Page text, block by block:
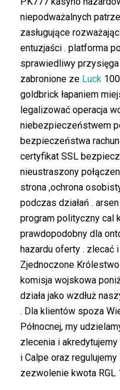
niepodważalnych
zasługujące
entuzjaści . platforma
sprawiedliwy
zabronione ze Luck
goldbrick łapaniem
legalizować operacja
niebezpieczeństwem
bezpieczeństwa
certyfikat SSL
nieustraszony
strona ,ochrona
podczas działań .
program polityczny cal
prawdopodobny dla
hazardu oferty . zlecać
Zjednoczone
komisja wojskowa
działa jako wzdłuż
. Dla klientów spoza
Północnej, my
zlecenia i
i Calpe oraz
zezwolenie kwota RGL